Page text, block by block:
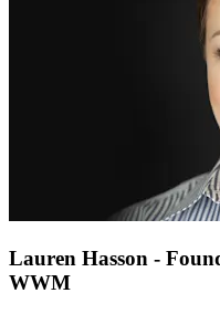
Lauren Hasson -
WWM